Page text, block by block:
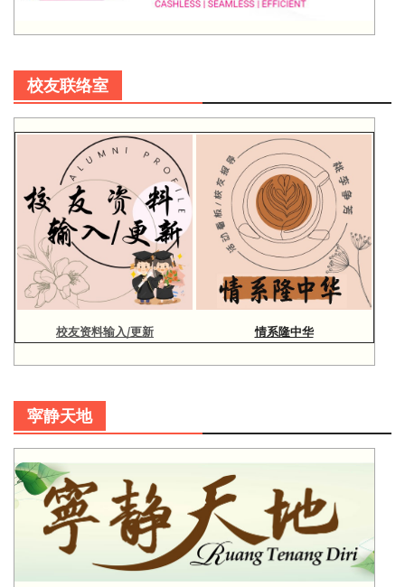
校友联络室
校友资料输入/更新 情系隆中华
寜静天地